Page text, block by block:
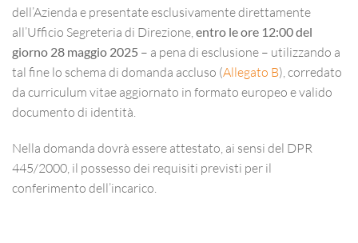
dell’Azienda e presentate esclusivamente direttamente
all’Ufficio Segreteria di Direzione, entro le ore 12:00 del
giorno 28 maggio 2025 – a pena di esclusione – utilizzando a
tal fine lo schema di domanda accluso (Allegato B), corredato
da curriculum vitae aggiornato in formato europeo e valido
documento di identità.
Nella domanda dovrà essere attestato, ai sensi del DPR
445/2000, il possesso dei requisiti previsti per il
conferimento dell’incarico.